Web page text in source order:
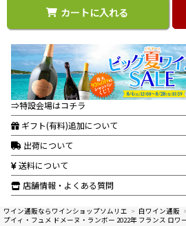
カートに入れる
⇒特設会場はコチラ
ギフト(有料)追加について
出荷について
送料について
店舗情報・よくある質問
ワイン通販ならワインショップソムリエ > 白ワイン通販
プイィ・フュメ ドメーヌ・ランボー 2022年 フランス ロワ